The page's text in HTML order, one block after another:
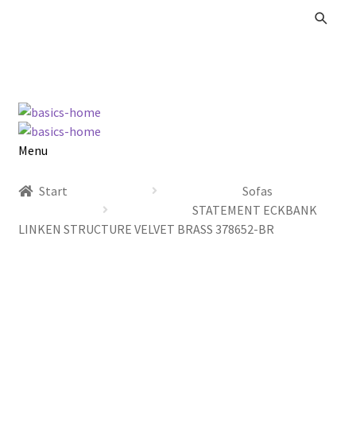
Zur
Navigation
springen
Zum
Inhalt
springen
Menu
Kataloge Landhaus
Start
Sofas
STATEMENT ECKBANK
LINKEN STRUCTURE VELVET BRASS 378652-BR